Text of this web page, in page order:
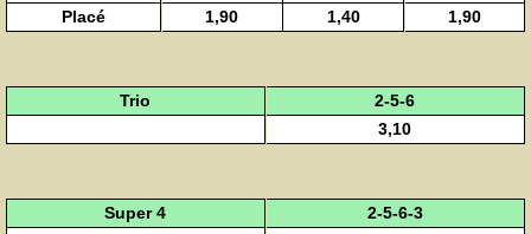
Placé
1,90 1,40 1,90
Trio
2-5-6
3,10
Super 4
2-5-6-3